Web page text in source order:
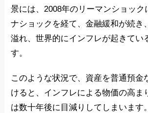
景には、2008年のリーマンショック
ナショックを経て、金融緩和が続き
溢れ、世界的にインフレが起きてい
す。
このような状況で、資産を普通預金
けると、インフレによる物価の高ま
は数十年後に目減りしてしまいます。